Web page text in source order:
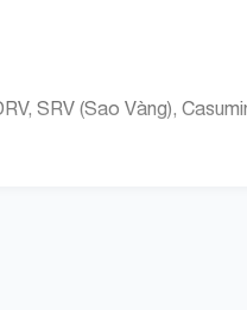
SRV (Sao Vàng),